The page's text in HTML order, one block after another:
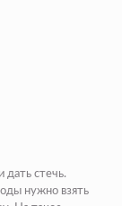
стечь.
нужно взять